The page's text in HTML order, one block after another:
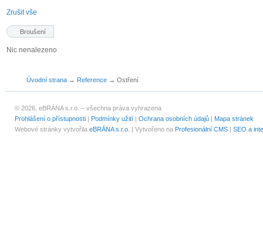
Zrušit vše
Broušení
Nic nenalezeno
Úvodní strana → Reference → Ostření
© 2026, eBRÁNA s.r.o. – všechna práva vyhrazena
Prohlášení o přístupnosti | Podmínky užití | Ochrana osobních údajů | Mapa stránek
Webové stránky vytvořila eBRÁNA s.r.o. | Vytvořeno na Profesionální CMS | SEO a